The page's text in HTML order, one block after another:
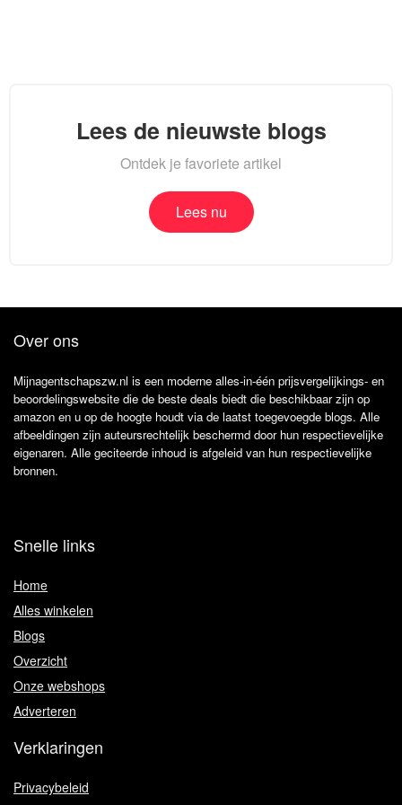
Lees de nieuwste blogs
Ontdek je favoriete artikel
Lees nu
Over ons
Mijnagentschapszw.nl is een moderne alles-in-één prijsvergelijkings- en
beoordelingswebsite die de beste deals biedt die beschikbaar zijn op
amazon en u op de hoogte houdt via de laatst toegevoegde blogs. Alle
afbeeldingen zijn auteursrechtelijk beschermd door hun respectievelijke
eigenaren. Alle geciteerde inhoud is afgeleid van hun respectievelijke
bronnen.
Snelle links
Home
Alles winkelen
Blogs
Overzicht
Onze webshops
Adverteren
Verklaringen
Privacybeleid